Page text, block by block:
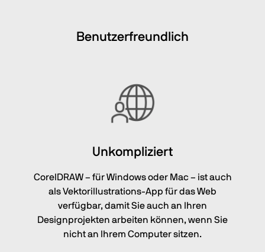
Benutzerfreundlich
Unkompliziert
CorelDRAW – für Windows oder Mac – ist auch
als Vektorillustrations-App für das Web
verfügbar, damit Sie auch an Ihren
Designprojekten arbeiten können, wenn Sie
nicht an Ihrem Computer sitzen.